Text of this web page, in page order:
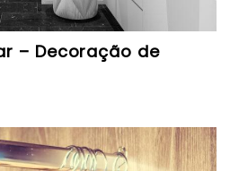
– Decoração de